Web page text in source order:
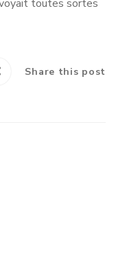
voyait toutes sortes
Share this post